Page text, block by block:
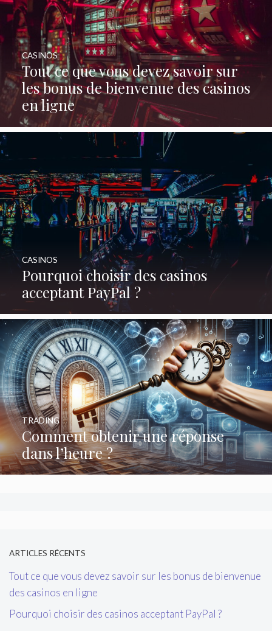
Tout ce que vous devez savoir sur
les bonus de bienvenue des casinos
en ligne
CASINOS
Pourquoi choisir des casinos
acceptant PayPal ?
CASINOS
Comment obtenir une réponse
dans l’heure ?
TRADING
ARTICLES RÉCENTS
Tout ce que vous devez savoir sur les bonus de bienvenue
des casinos en ligne
Pourquoi choisir des casinos acceptant PayPal ?